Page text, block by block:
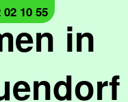
in
10 55